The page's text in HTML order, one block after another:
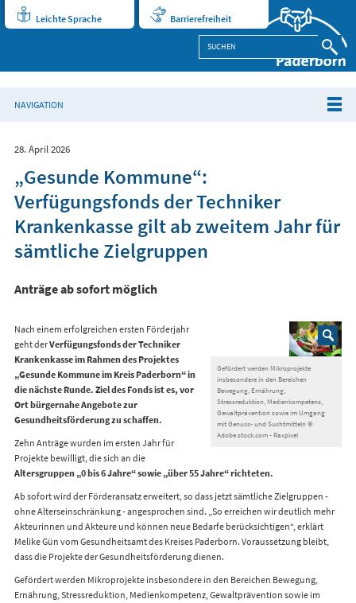
Leichte Sprache Barrierefreiheit
NAVIGATION
28. April 2026
„Gesunde Kommune“:
Verfügungsfonds der Techniker
Krankenkasse gilt ab zweitem Jahr für
sämtliche Zielgruppen
Anträge ab sofort möglich
Gefördert werden Mikroprojekte
insbesondere in den Bereichen
Bewegung, Ernährung,
Stressreduktion, Medienkompetenz,
Gewaltprävention sowie im Umgang
mit Genuss- und Suchtmitteln ©
Adobe.stock.com - Raxpixel
Nach einem erfolgreichen ersten Förderjahr
geht derVerfügungsfonds der Techniker
Krankenkasse im Rahmen des Projektes
„Gesunde Kommune im Kreis Paderborn“ in
die nächste Runde. Ziel des Fonds ist es, vor
Ort bürgernahe Angebote zur
Gesundheitsförderung zu schaffen.
Zehn Anträge wurden im ersten Jahr für
Projekte bewilligt, die sich an die
Altersgruppen „0 bis 6 Jahre“ sowie „über 55 Jahre“ richteten.
Ab sofort wird der Förderansatz erweitert, so dass jetzt sämtliche Zielgruppen -
ohne Alterseinschränkung - angesprochen sind. „So erreichen wir deutlich mehr
Akteurinnen und Akteure und können neue Bedarfe berücksichtigen“, erklärt
Melike Gün vom Gesundheitsamt des Kreises Paderborn. Voraussetzung bleibt,
dass die Projekte der Gesundheitsförderung dienen.
Gefördert werden Mikroprojekte insbesondere in den Bereichen Bewegung,
Ernährung, Stressreduktion, Medienkompetenz, Gewaltprävention sowie im